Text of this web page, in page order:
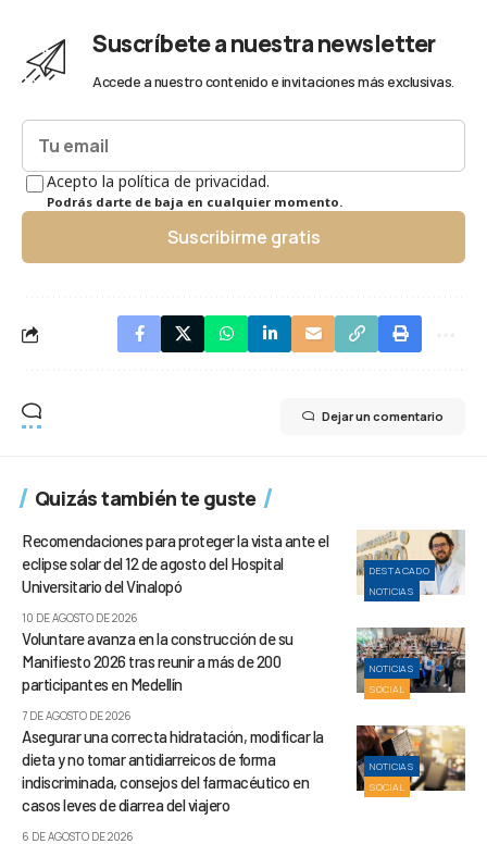
Suscríbete a nuestra newsletter
Accede a nuestro contenido e invitaciones más exclusivas.
Acepto la política de privacidad.
Podrás darte de baja en cualquier momento.
Suscribirme gratis
Dejar un comentario
Quizás también te guste
DESTACADO
NOTICIAS
Recomendaciones para proteger la vista ante el
eclipse solar del 12 de agosto del Hospital
Universitario del Vinalopó
10 DE AGOSTO DE 2026
NOTICIAS
SOCIAL
Voluntare avanza en la construcción de su
Manifiesto 2026 tras reunir a más de 200
participantes en Medellín
7 DE AGOSTO DE 2026
NOTICIAS
SOCIAL
Asegurar una correcta hidratación, modificar la
dieta y no tomar antidiarreicos de forma
indiscriminada, consejos del farmacéutico en
casos leves de diarrea del viajero
6 DE AGOSTO DE 2026